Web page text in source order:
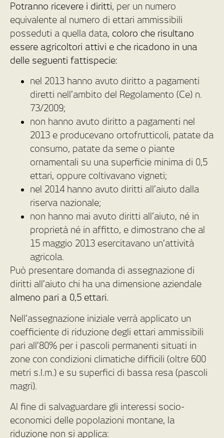
Potranno ricevere i diritti, per un numero
equivalente al numero di ettari ammissibili
posseduti a quella data, coloro che risultano
essere agricoltori attivi e che ricadono in una
delle seguenti fattispecie:
nel 2013 hanno avuto diritto a pagamenti
diretti nell’ambito del Regolamento (Ce) n.
73/2009;
non hanno avuto diritto a pagamenti nel
2013 e producevano ortofrutticoli, patate da
consumo, patate da seme o piante
ornamentali su una superficie minima di 0,5
ettari, oppure coltivavano vigneti;
nel 2014 hanno avuto diritti all’aiuto dalla
riserva nazionale;
non hanno mai avuto diritti all’aiuto, né in
proprietà né in affitto, e dimostrano che al
15 maggio 2013 esercitavano un’attività
agricola.
Può presentare domanda di assegnazione di
diritti all’aiuto chi ha una dimensione aziendale
almeno pari a 0,5 ettari.
Nell’assegnazione iniziale verrà applicato un
coefficiente di riduzione degli ettari ammissibili
pari all’80% per i pascoli permanenti situati in
zone con condizioni climatiche difficili (oltre 600
metri s.l.m.) e su superfici di bassa resa (pascoli
magri).
Al fine di salvaguardare gli interessi socio-
economici delle popolazioni montane, la
riduzione non si applica: